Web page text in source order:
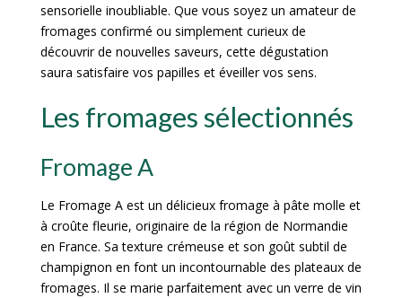
sensorielle inoubliable. Que vous soyez un amateur de
fromages confirmé ou simplement curieux de
découvrir de nouvelles saveurs, cette dégustation
saura satisfaire vos papilles et éveiller vos sens.
Les fromages sélectionnés
Fromage A
Le Fromage A est un délicieux fromage à pâte molle et
à croûte fleurie, originaire de la région de Normandie
en France. Sa texture crémeuse et son goût subtil de
champignon en font un incontournable des plateaux de
fromages. Il se marie parfaitement avec un verre de vin